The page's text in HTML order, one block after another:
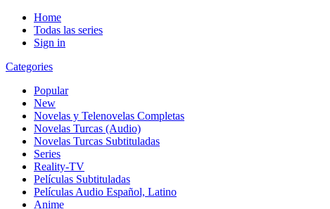
Home
Todas las series
Sign in
Categories
Popular
New
Novelas y Telenovelas Completas
Novelas Turcas (Audio)
Novelas Turcas Subtituladas
Series
Reality-TV
Películas Subtituladas
Películas Audio Español, Latino
Anime